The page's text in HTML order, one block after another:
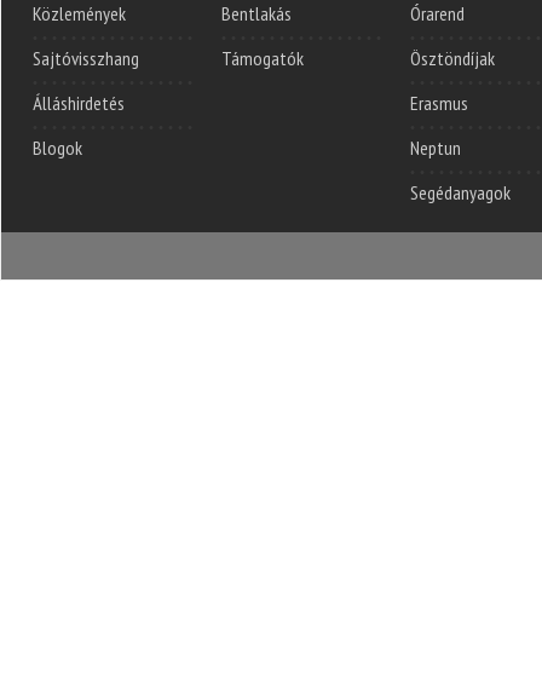
Közlemények
Sajtóvisszhang
Álláshirdetés
Blogok
Bentlakás
Támogatók
Órarend
Ösztöndíjak
Erasmus
Neptun
Segédanyagok